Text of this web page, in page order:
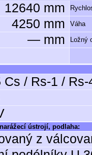
12640 mm
4250 mm Váha
— mm Ložný
Cs / Rs-1 / Rs-
ústrojí, podlaha:
z